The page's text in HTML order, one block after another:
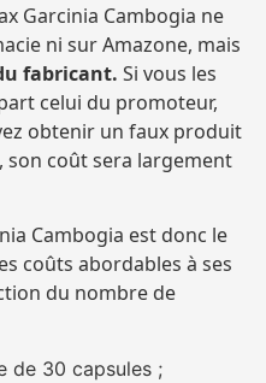
Garcinia Cambogia ne
ni sur Amazone, mais
fabricant. Si vous les
celui du promoteur,
obtenir un faux produit
son coût sera largement
Cambogia est donc le
coûts abordables à ses
du nombre de
de 30 capsules ;